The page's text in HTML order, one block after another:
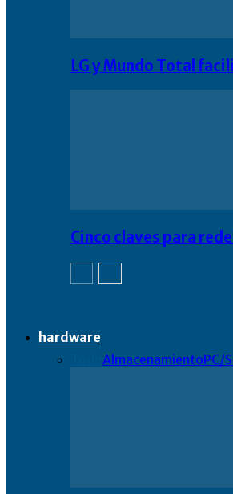
LG y Mundo Total
Cinco claves para
hardware
AlmacenamientoPC/